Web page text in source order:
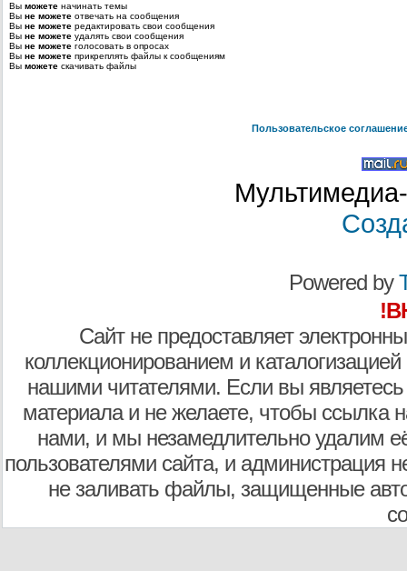
Вы можете начинать темы
Вы не можете отвечать на сообщения
Вы не можете редактировать свои сообщения
Вы не можете удалять свои сообщения
Вы не можете голосовать в опросах
Вы не можете прикреплять файлы к сообщениям
Вы можете скачивать файлы
Пользовательское
Powered by
Сайт не предоставляет
коллекционированием и
нашими читателями. Если вы являетесь
материала и не желаете, чтобы ссылка
нами, и мы незамедлительно удалим
пользователями сайта, и администрация
не заливать файлы, защищенные